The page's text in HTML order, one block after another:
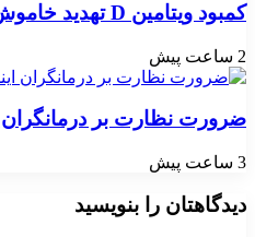
کمبود ویتامین D تهدید خاموش در رشد کودکان
2 ساعت پیش
ضرورت نظارت بر درمانگران
3 ساعت پیش
دیدگاهتان را بنویسید